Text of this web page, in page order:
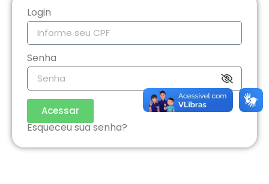
Login
Senha
Acessar
Esqueceu sua senha?